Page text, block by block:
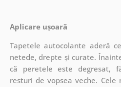
Aplicare ușoară
Tapetele autocolante aderă
netede, drepte și curate.
că peretele este degresat,
resturi de vopsea veche.